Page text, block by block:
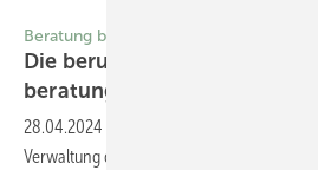
Beratung bei beruflicher
Die berufliche
beratungsärztlicher
28.04.2024
Verwaltung der gesetzlichen